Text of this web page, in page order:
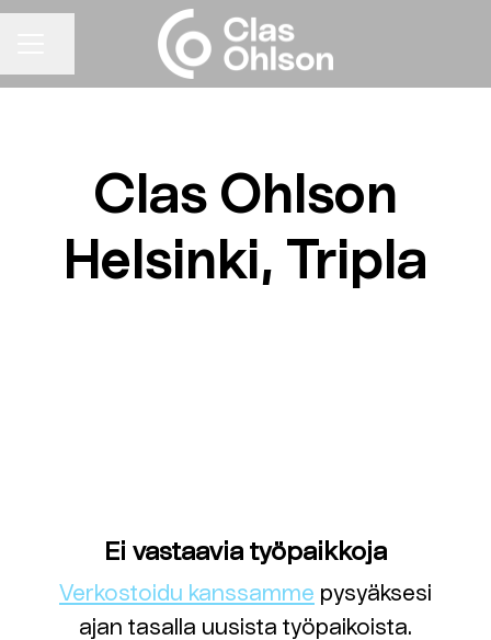
Clas Ohlson
Helsinki, Tripla
Ei vastaavia työpaikkoja
Verkostoidu kanssamme pysyäksesi
ajan tasalla uusista työpaikoista.